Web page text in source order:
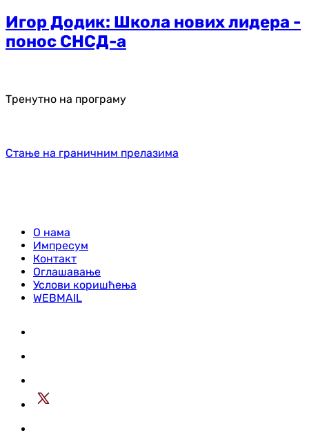
Игор Додик: Школа нових лидера -
понос СНСД-а
Тренутно на програму
Стање на граничним прелазима
О нама
Импресум
Контакт
Оглашавање
Услови коришћења
WEBMAIL